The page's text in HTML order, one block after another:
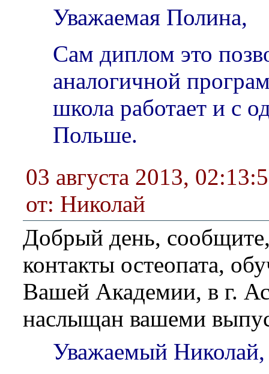
Уважаемая Полина,
Сам диплом это
аналогичной
школа работает и с
Польше.
03 августа 2013,
от: Николай
Добрый день,
контакты остеопата,
Вашей Академии, в г.
наслыщан вашеми
Уважаемый Николай,